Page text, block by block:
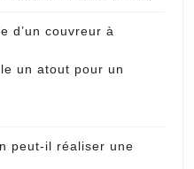
d’un couvreur à
un atout pour un
peut-il réaliser une